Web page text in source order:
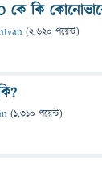
কে কি
(2,620 পয়েন্ট)
(1,310 পয়েন্ট)